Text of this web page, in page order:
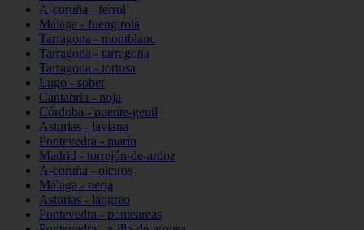
A-coruña - ferrol
Málaga - fuengirola
Tarragona - montblanc
Tarragona - tarragona
Tarragona - tortosa
Lugo - sober
Cantabria - noja
Córdoba - puente-genil
Asturias - laviana
Pontevedra - marín
Madrid - torrejón-de-ardoz
A-coruña - oleiros
Málaga - nerja
Asturias - langreo
Pontevedra - ponteareas